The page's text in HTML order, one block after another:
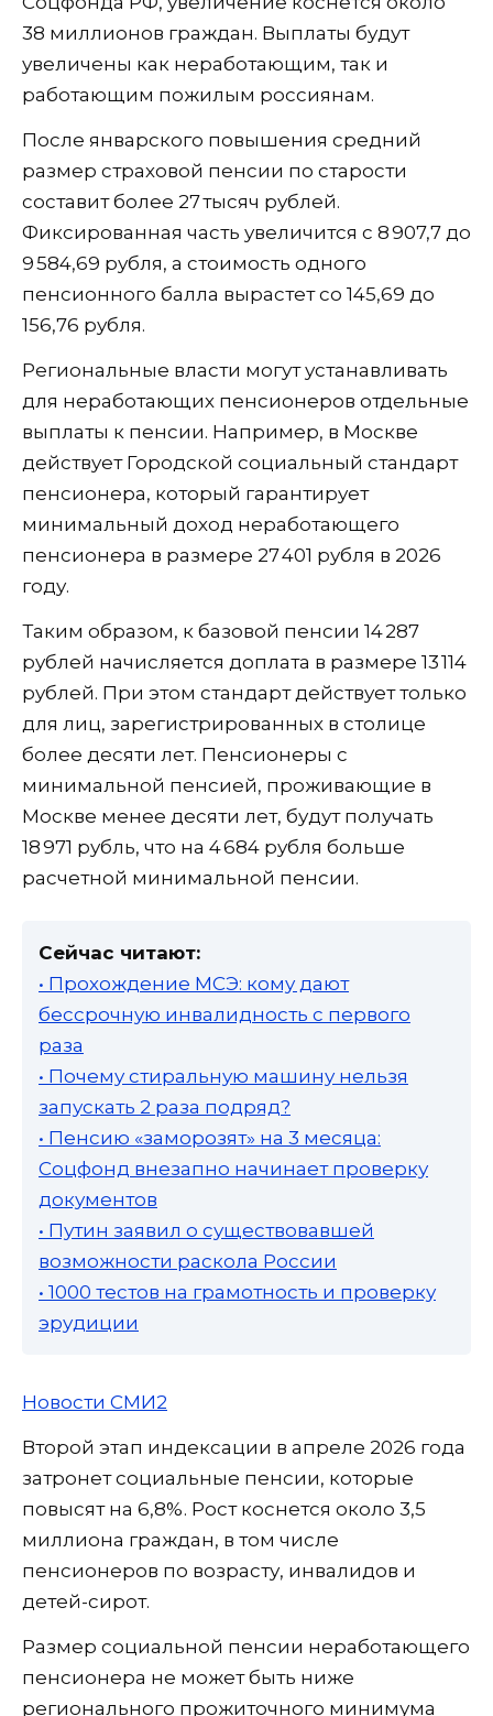
38 миллионов граждан. Выплаты будут
увеличены как неработающим, так и
работающим пожилым россиянам.
После январского повышения средний
размер страховой пенсии по старости
составит более 27 тысяч рублей.
Фиксированная часть увеличится с 8 907,7 до
9 584,69 рубля, а стоимость одного
пенсионного балла вырастет со 145,69 до
156,76 рубля.
Региональные власти могут устанавливать
для неработающих пенсионеров отдельные
выплаты к пенсии. Например, в Москве
действует Городской социальный стандарт
пенсионера, который гарантирует
минимальный доход неработающего
пенсионера в размере 27 401 рубля в 2026
году.
Таким образом, к базовой пенсии 14 287
рублей начисляется доплата в размере 13 114
рублей. При этом стандарт действует только
для лиц, зарегистрированных в столице
более десяти лет. Пенсионеры с
минимальной пенсией, проживающие в
Москве менее десяти лет, будут получать
18 971 рубль, что на 4 684 рубля больше
расчетной минимальной пенсии.
Сейчас читают:
• Прохождение МСЭ: кому дают
бессрочную инвалидность с первого
раза
• Почему стиральную машину нельзя
запускать 2 раза подряд?
• Пенсию «заморозят» на 3 месяца:
Соцфонд внезапно начинает проверку
документов
• Путин заявил о существовавшей
возможности раскола России
• 1000 тестов на грамотность и проверку
эрудиции
Новости СМИ2
Второй этап индексации в апреле 2026 года
затронет социальные пенсии, которые
повысят на 6,8%. Рост коснется около 3,5
миллиона граждан, в том числе
пенсионеров по возрасту, инвалидов и
детей-сирот.
Размер социальной пенсии неработающего
пенсионера не может быть ниже
регионального прожиточного минимума